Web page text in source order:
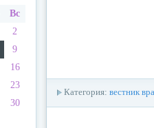
Категория: вестник
Вс
2
9
16
23
30